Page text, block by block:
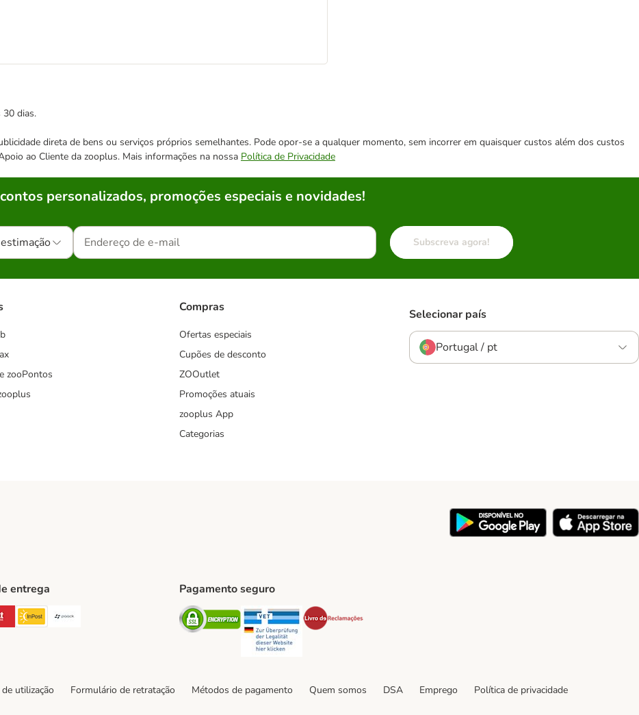
dias.
direta de bens ou serviços próprios semelhantes. Pode opor-se a qualquer momento, sem incorrer em quaisquer custos além dos custos
ao Cliente da zooplus. Mais informações na nossa Política de Privacidade
personalizados, promoções especiais e novidades!
Subscreva agora!
zooPontos
Compras
Ofertas especiais
Cupões de desconto
ZOOutlet
Promoções atuais
zooplus App
Categorias
Selecionar país
Portugal / pt
Method
entrega
Shipping Method
CTTExpress Shipping Method
InPost Shipping Method
Paack Shipping Method
Pagamento seguro
Security Security
utilização Formulário de retratação Métodos de pagamento Quem somos DSA Emprego
Política de privacidade